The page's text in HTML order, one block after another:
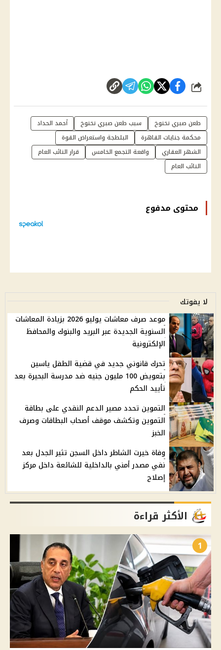
شارك
طعن صبري نخنوخ سبب طعن صبري نخنوخ
أحمد الحداد
محكمة جنايات القاهرة
البلطجة واستعراض القوة
الشهر العقاري
واقعة التجمع الخامس
قرار النائب العام
النائب العام
محتوى مدفوع
لا يفوتك
موعد صرف معاشات يوليو 2026 بزيادة المعاشات
السنوية الجديدة عبر البريد والبنوك والمحافظ
الإلكترونية
تحرك قانوني جديد في قضية الطفل ياسين
بتعويض 100 مليون جنيه ضد مدرسة البحيرة بعد
تأييد الحكم
التموين تحدد مصير الدعم النقدي على بطاقة
التموين وتكشف موقف أصحاب البطاقات وصرف
الخبز
وفاة خيرت الشاطر داخل السجن تثير الجدل بعد
نفي مصدر أمني بالداخلية للشائعة داخل مركز
إصلاح
الأكثر قراءة
1